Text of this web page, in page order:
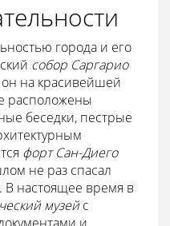
города и его
собор Саргарио
он на красивейшей
расположены
беседки, пестрые
форт Сан-Диего
не раз спасал
В настоящее время в
музейс